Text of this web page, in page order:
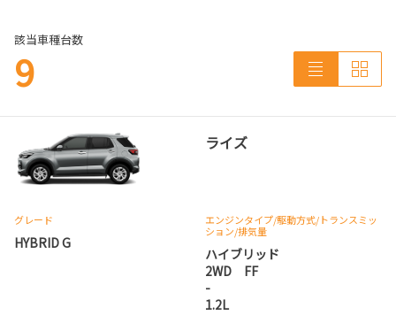
該当車種台数
9
ライズ
グレード
HYBRID G
エンジンタイプ/駆動方式/トランスミッ
ション/排気量
ハイブリッド
2WD FF
-
1.2L